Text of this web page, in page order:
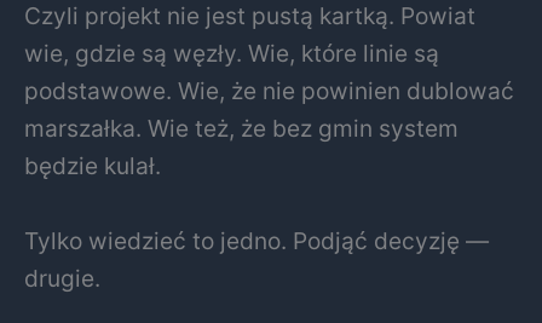
Czyli projekt nie jest pustą kartką. Powiat
wie, gdzie są węzły. Wie, które linie są
podstawowe. Wie, że nie powinien dublować
marszałka. Wie też, że bez gmin system
będzie kulał.
Tylko wiedzieć to jedno. Podjąć decyzję —
drugie.